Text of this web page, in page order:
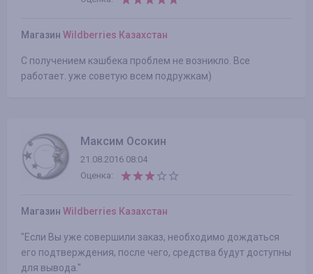
Магазин Wildberries Казахстан
С получением кэшбека проблем не возникло. Все
работает. уже советую всем подружкам)
Максим Осокин
21.08.2016 08:04
Оценка:
Магазин Wildberries Казахстан
"Если Вы уже совершили заказ, необходимо дождаться
его подтверждения, после чего, средства будут доступны
для вывода."